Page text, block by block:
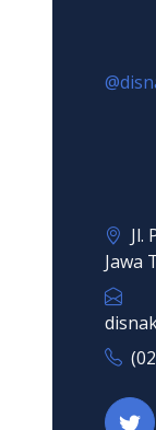
Jl.
Jawa